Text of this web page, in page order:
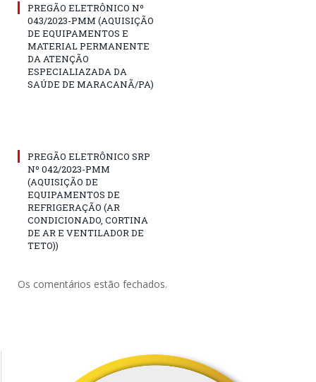
PREGÃO ELETRÔNICO Nº
043/2023-PMM (AQUISIÇÃO
DE EQUIPAMENTOS E
MATERIAL PERMANENTE
DA ATENÇÃO
ESPECIALIAZADA DA
SAÚDE DE MARACANÃ/PA)
PREGÃO ELETRÔNICO SRP
Nº 042/2023-PMM
(AQUISIÇÃO DE
EQUIPAMENTOS DE
REFRIGERAÇÃO (AR
CONDICIONADO, CORTINA
DE AR E VENTILADOR DE
TETO))
Os comentários estão fechados.